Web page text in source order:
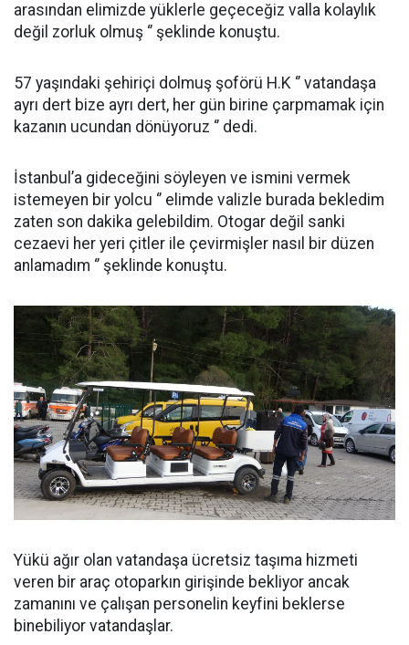
arasından elimizde yüklerle geçeceğiz valla kolaylık
değil zorluk olmuş ‘’ şeklinde konuştu.
57 yaşındaki şehiriçi dolmuş şoförü H.K ‘’ vatandaşa
ayrı dert bize ayrı dert, her gün birine çarpmamak için
kazanın ucundan dönüyoruz ‘’ dedi.
İstanbul’a gideceğini söyleyen ve ismini vermek
istemeyen bir yolcu ‘’ elimde valizle burada bekledim
zaten son dakika gelebildim. Otogar değil sanki
cezaevi her yeri çitler ile çevirmişler nasıl bir düzen
anlamadım ‘’ şeklinde konuştu.
Yükü ağır olan vatandaşa ücretsiz taşıma hizmeti
veren bir araç otoparkın girişinde bekliyor ancak
zamanını ve çalışan personelin keyfini beklerse
binebiliyor vatandaşlar.